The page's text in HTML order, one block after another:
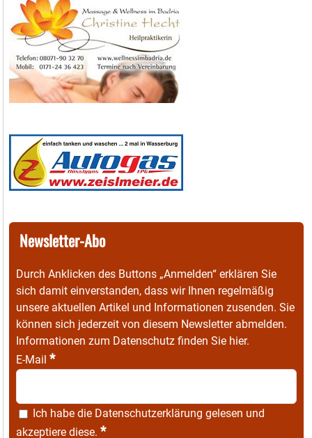
Newsletter-Abo
Durch Anklicken des Buttons „Anmelden“ erklären Sie
sich damit einverstanden, dass wir Ihnen regelmäßig
unsere aktuellen Artikel und Informationen zusenden. Sie
können sich jederzeit von diesem Newsletter abmelden.
Informationen zum Datenschutz finden Sie hier.
E-Mail *
Ich habe die Datenschutzerklärung gelesen und
akzeptiere diese. *